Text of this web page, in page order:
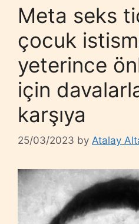
Meta seks
çocuk
yeterince
için
karşıya
25/03/2023 by Atalay